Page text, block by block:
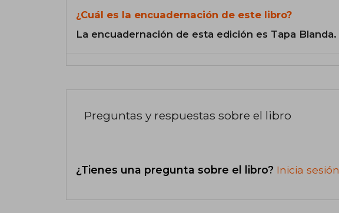
¿Cuál es la encuadernación de este libro?
La encuadernación de esta edición es Tapa Blanda.
Preguntas y respuestas sobre el libro
¿Tienes una pregunta sobre el libro? Inicia sesión